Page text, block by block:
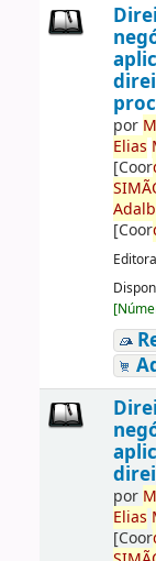
por
Elias
[Coor
[Coor
[
por
Elias
[Coor